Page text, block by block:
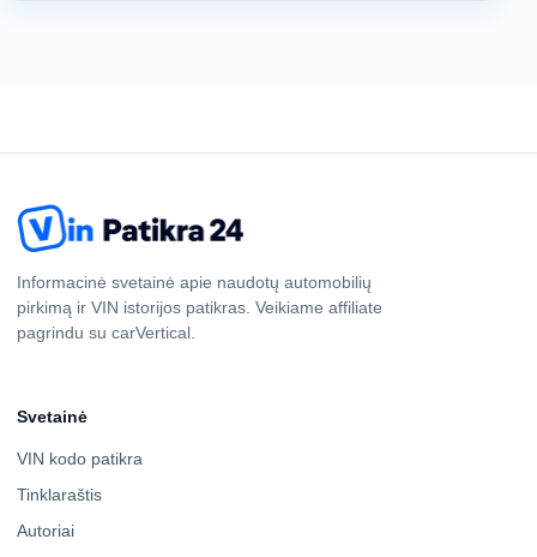
Informacinė svetainė apie naudotų automobilių
pirkimą ir VIN istorijos patikras. Veikiame affiliate
pagrindu su carVertical.
Svetainė
VIN kodo patikra
Tinklaraštis
Autoriai